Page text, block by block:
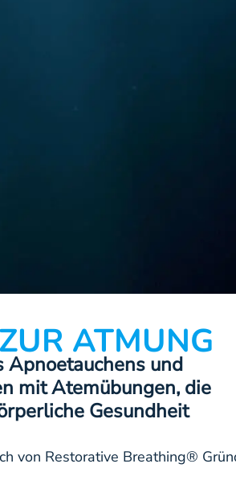
ATMUNG
Apnoetauchens und
mit Atemübungen, die
Gesundheit
von Restorative Breathing®